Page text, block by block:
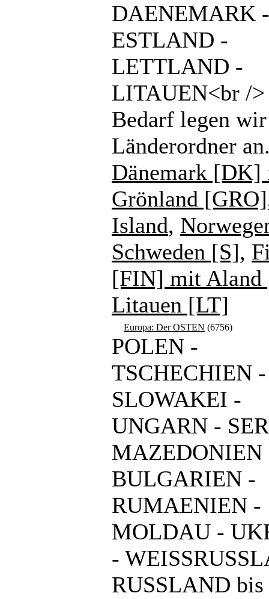
DAENEMARK -
ESTLAND -
LETTLAND -
LITAUEN<br /
Bedarf legen wir
Länderordner
Dänemark [DK]
Grönland [GRO]
Island,
Schweden [S],
[FIN] mit
Litauen [LT]
Europa: Der OSTEN (6756)
POLEN -
TSCHECHIEN -
SLOWAKEI -
UNGARN -
MAZEDONIEN
BULGARIEN -
RUMAENIEN -
MOLDAU -
-
RUSSLAND bis